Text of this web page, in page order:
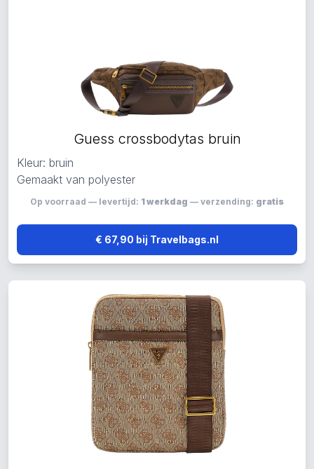
Guess crossbodytas bruin
Kleur: bruin
Gemaakt van polyester
Op voorraad — levertijd: 1 werkdag — verzending: gratis
€ 67,90 bij Travelbags.nl